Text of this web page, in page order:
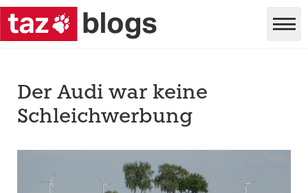
Der Audi war keine
Schleichwerbung